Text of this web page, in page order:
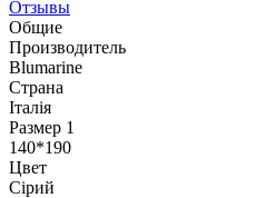
Отзывы
Общие
Производитель
Blumarine
Страна
Італія
Размер 1
140*190
Цвет
Сірий